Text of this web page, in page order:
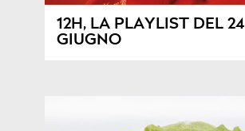
12H, LA PLAYLIST DEL 24
GIUGNO